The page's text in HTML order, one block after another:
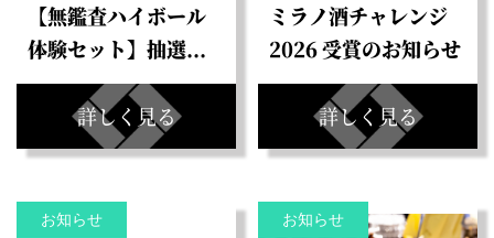
【無鑑査ハイボール
体験セット】抽選...
詳しく見る
ミラノ酒チャレンジ
2026 受賞のお知らせ
詳しく見る
お知らせ お知らせ